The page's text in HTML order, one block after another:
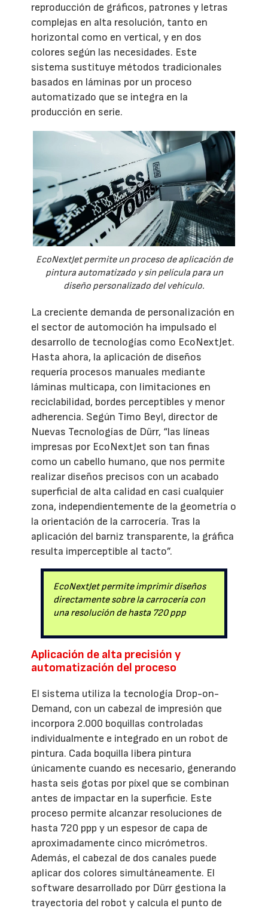
reproducción de gráficos, patrones y letras
complejas en alta resolución, tanto en
horizontal como en vertical, y en dos
colores según las necesidades. Este
sistema sustituye métodos tradicionales
basados en láminas por un proceso
automatizado que se integra en la
producción en serie.
EcoNextJet permite un proceso de aplicación de
pintura automatizado y sin película para un
diseño personalizado del vehículo.
La creciente demanda de personalización en
el sector de automoción ha impulsado el
desarrollo de tecnologías como EcoNextJet.
Hasta ahora, la aplicación de diseños
requería procesos manuales mediante
láminas multicapa, con limitaciones en
reciclabilidad, bordes perceptibles y menor
adherencia. Según Timo Beyl, director de
Nuevas Tecnologías de Dürr, “las líneas
impresas por EcoNextJet son tan finas
como un cabello humano, que nos permite
realizar diseños precisos con un acabado
superficial de alta calidad en casi cualquier
zona, independientemente de la geometría o
la orientación de la carrocería. Tras la
aplicación del barniz transparente, la gráfica
resulta imperceptible al tacto”.
EcoNextJet permite imprimir diseños
directamente sobre la carrocería con
una resolución de hasta 720 ppp
Aplicación de alta precisión y
automatización del proceso
El sistema utiliza la tecnología Drop-on-
Demand, con un cabezal de impresión que
incorpora 2.000 boquillas controladas
individualmente e integrado en un robot de
pintura. Cada boquilla libera pintura
únicamente cuando es necesario, generando
hasta seis gotas por píxel que se combinan
antes de impactar en la superficie. Este
proceso permite alcanzar resoluciones de
hasta 720 ppp y un espesor de capa de
aproximadamente cinco micrómetros.
Además, el cabezal de dos canales puede
aplicar dos colores simultáneamente. El
software desarrollado por Dürr gestiona la
trayectoria del robot y calcula el punto de